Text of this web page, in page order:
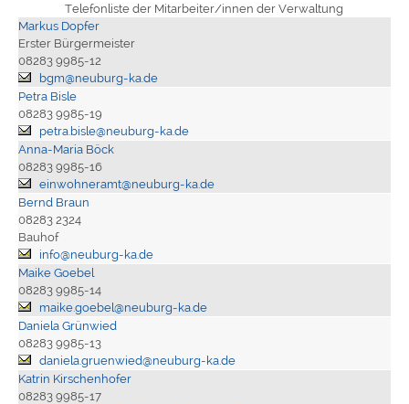
Telefonliste der Mitarbeiter/innen der Verwaltung
Markus Dopfer
Erster Bürgermeister
08283 9985-12
bgm@neuburg-ka.de
Petra Bisle
08283 9985-19
petra.bisle@neuburg-ka.de
Anna-Maria Böck
08283 9985-16
einwohneramt@neuburg-ka.de
Bernd Braun
08283 2324
Bauhof
info@neuburg-ka.de
Maike Goebel
08283 9985-14
maike.goebel@neuburg-ka.de
Daniela Grünwied
08283 9985-13
daniela.gruenwied@neuburg-ka.de
Katrin Kirschenhofer
08283 9985-17